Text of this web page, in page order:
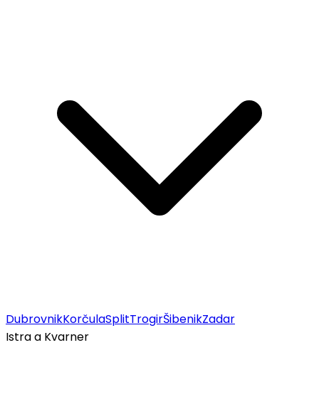
DubrovnikKorčulaSplitTrogirŠibenikZadar
Istra a Kvarner